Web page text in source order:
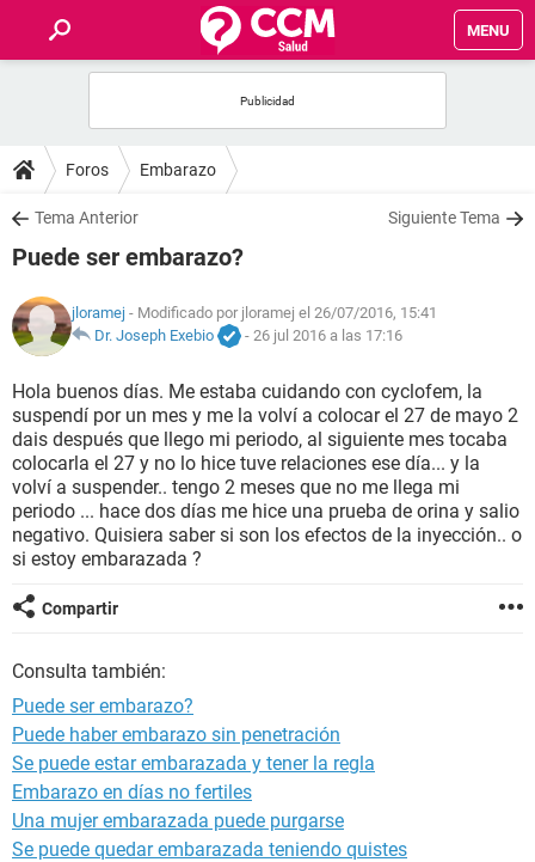
MENU
FOROS
SALUD
NUTRICIÓN
BIENESTAR
SEXUALIDAD
GLOSARIO
Foros Embarazo
Tema Anterior Siguiente Tema
Puede ser embarazo?
jloramej - Modificado por jloramej el 26/07/2016, 15:41
Dr. Joseph Exebio
- 26 jul 2016 a las 17:16
Hola buenos días. Me estaba cuidando con cyclofem, la
suspendí por un mes y me la volví a colocar el 27 de mayo 2
dais después que llego mi periodo, al siguiente mes tocaba
colocarla el 27 y no lo hice tuve relaciones ese día... y la
volví a suspender.. tengo 2 meses que no me llega mi
periodo ... hace dos días me hice una prueba de orina y salio
negativo. Quisiera saber si son los efectos de la inyección.. o
si estoy embarazada ?
Compartir
Consulta también:
Puede ser embarazo?
Puede haber embarazo sin penetración
Se puede estar embarazada y tener la regla
Embarazo en días no fertiles
Una mujer embarazada puede purgarse
Se puede quedar embarazada teniendo quistes